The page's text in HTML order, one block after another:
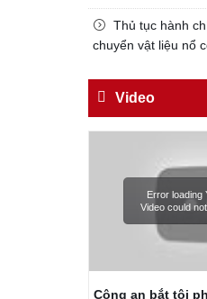
Đối với
Trích thư Chủ
gửi
ngày 11
Thủ tục hành
chuyển vật liệu nổ
Video
Error loading
Video could
Công an bắt tội